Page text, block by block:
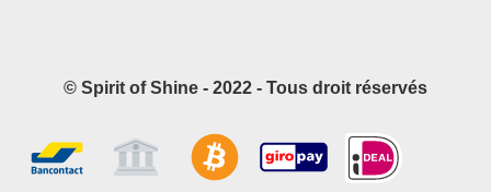
© Spirit of Shine - 2022 - Tous droit réservés